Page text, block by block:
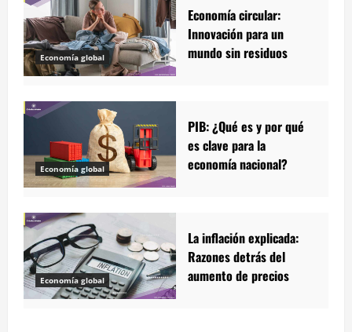
Economía global
Economía circular:
Innovación para un
mundo sin residuos
Economía global
PIB: ¿Qué es y por qué
es clave para la
economía nacional?
Economía global
La inflación explicada:
Razones detrás del
aumento de precios